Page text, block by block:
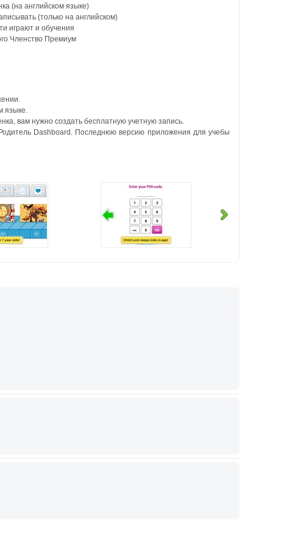
(на английском языке)
(только на английском)
играют и обучения
Членство Премиум
языке.
вам нужно создать бесплатную учетную запись.
Dashboard. Последнюю версию приложения для учебы